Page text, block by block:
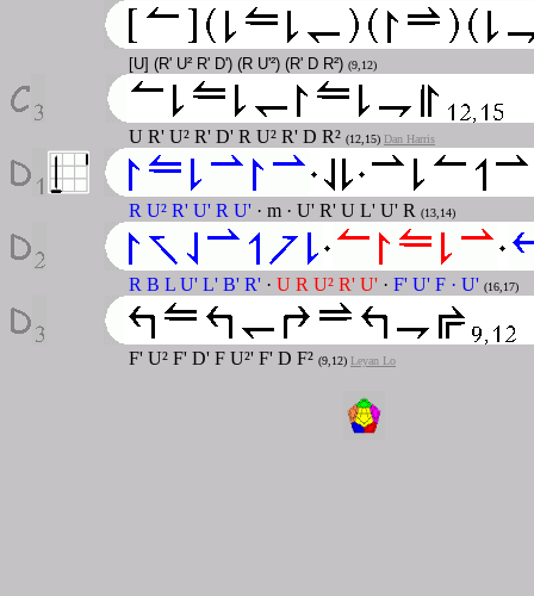
[U] (R' U² R' D') (R U'²) (R' D R²) (9,12)
U R' U² R' D' R U² R' D R² (12,15) Dan Harris
R U² R' U' R U' · m · U' R' U L' U' R (13,14)
R B L U' L' B' R' · U R U² R' U' · F' U' F · U' (16,17)
F' U² F' D' F U²' F' D F² (9,12) Leyan Lo